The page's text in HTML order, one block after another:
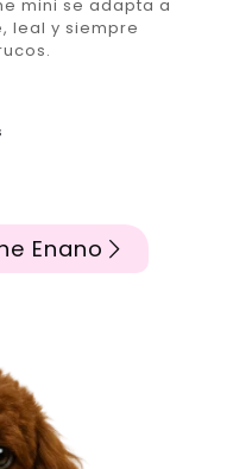
mini se adapta a
leal y siempre
Enano